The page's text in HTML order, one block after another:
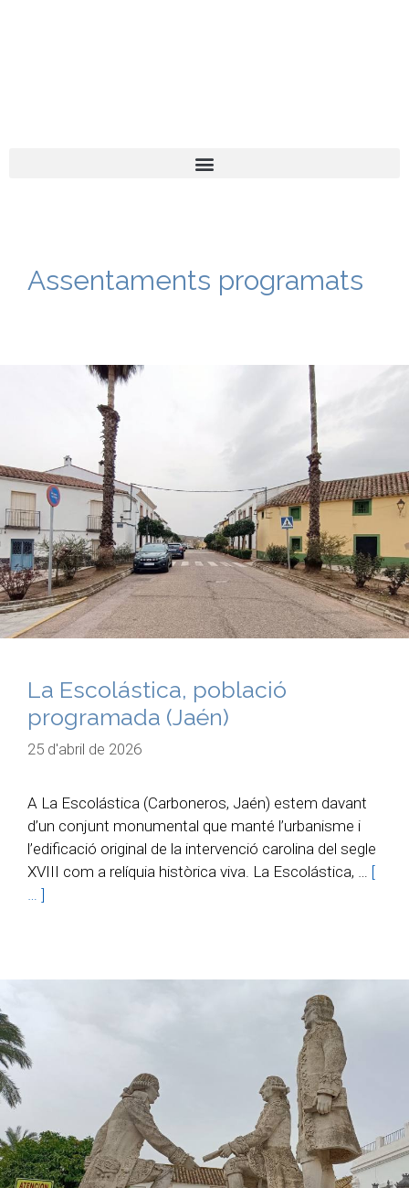
Assentaments programats
La Escolástica, població
programada (Jaén)
25 d'abril de 2026
A La Escolástica (Carboneros, Jaén) estem davant
d’un conjunt monumental que manté l’urbanisme i
l’edificació original de la intervenció carolina del segle
XVIII com a relíquia històrica viva. La Escolástica, … [
… ]